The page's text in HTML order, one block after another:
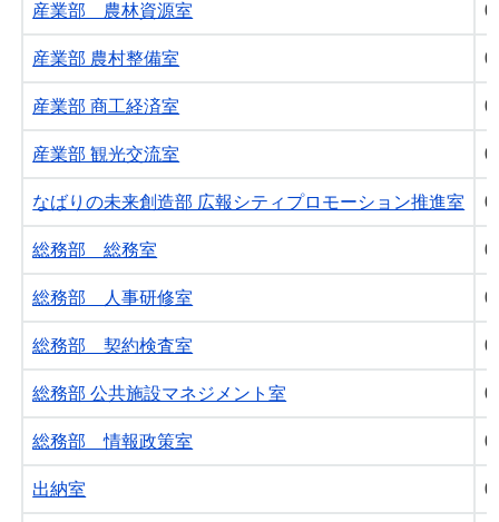
産業部 農林資源室
産業部 農村整備室
産業部 商工経済室
産業部 観光交流室
なばりの未来創造部 広報シティプロモーション推進室
総務部 総務室
総務部 人事研修室
総務部 契約検査室
総務部 公共施設マネジメント室
総務部 情報政策室
出納室